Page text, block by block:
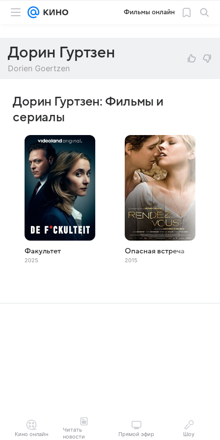
Фильмы онлайн
Дорин Гуртзен
Dorien Goertzen
Дорин Гуртзен: Фильмы и
сериалы
Факультет
2025
Опасная встреча
2015
Кино онлайн
Читать
новости
Прямой эфир Шоу